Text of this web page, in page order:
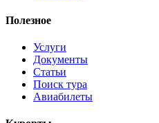
Полезное
Услуги
Документы
Статьи
Поиск тура
Авиабилеты